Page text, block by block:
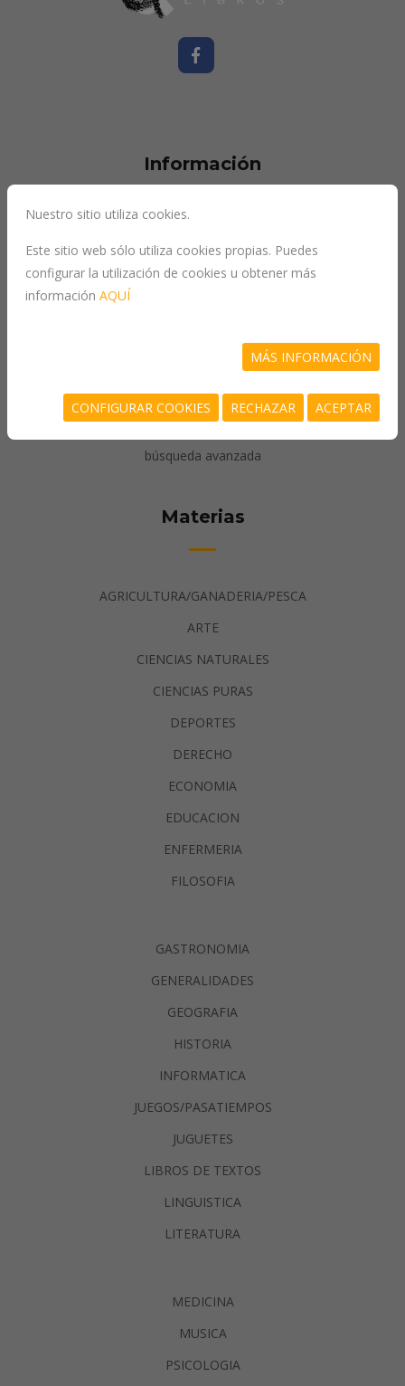
Información
quiénes somos
contacto
catálogo
búsqueda avanzada
Materias
AGRICULTURA/GANADERIA/PESCA
ARTE
CIENCIAS NATURALES
CIENCIAS PURAS
DEPORTES
DERECHO
ECONOMIA
EDUCACION
ENFERMERIA
FILOSOFIA
GASTRONOMIA
GENERALIDADES
GEOGRAFIA
HISTORIA
INFORMATICA
JUEGOS/PASATIEMPOS
JUGUETES
LIBROS DE TEXTOS
LINGUISTICA
LITERATURA
MEDICINA
MUSICA
PSICOLOGIA
Nuestro sitio utiliza cookies.
Este sitio web sólo utiliza cookies propias. Puedes
configurar la utilización de cookies u obtener más
información AQUÍ
MÁS INFORMACIÓN
CONFIGURAR COOKIES RECHAZAR ACEPTAR